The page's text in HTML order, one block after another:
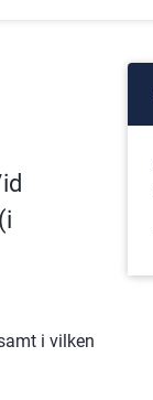
i vilken